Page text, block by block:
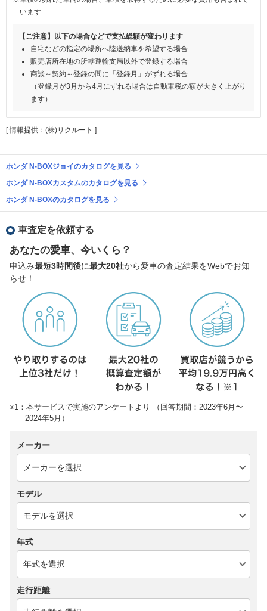
います
【ご注意】以下の場合などで支払総額が変わります
自宅などの指定の場所へ陸送納車を希望する場合
販売店所在地の所轄運輸支局以外で登録する場合
商談～契約～登録の間に「登録月」がずれる場合
（登録月が3月から4月にずれる場合は自動車税の額が大きく上がり
ます）
[ 情報提供：(株)リクルート ]
ホンダ N-BOXジョイのカタログを見る
ホンダ N-BOXカスタムのカタログを見る
ホンダ N-BOXのカタログを見る
車査定を依頼する
あなたの愛車、今いくら？
申込み最短3時間後に最大20社から愛車の査定結果をWebでお知
らせ！
※1：本サービスで実施のアンケートより （回答期間：2023年6月〜
2024年5月）
メーカー
モデル
年式
走行距離